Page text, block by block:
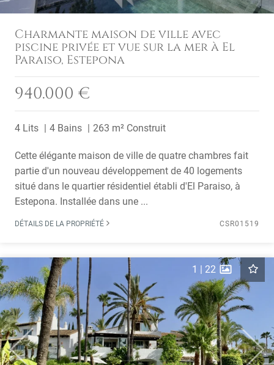
Charmante maison de ville avec
piscine privée et vue sur la mer à El
Paraiso, Estepona
940.000 €
4 Lits 4 Bains 263 m² Construit
Cette élégante maison de ville de quatre chambres fait
partie d'un nouveau développement de 40 logements
situé dans le quartier résidentiel établi d'El Paraiso, à
Estepona. Installée dans une ...
DÉTAILS DE LA PROPRIÉTÉ CSR01519
Previous Next
1 | 22